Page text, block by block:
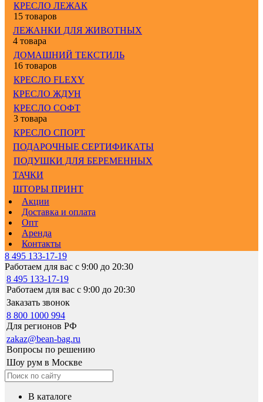
КРЕСЛО ЛЕЖАК
15 товаров
ЛЕЖАНКИ ДЛЯ ЖИВОТНЫХ
4 товара
ДОМАШНИЙ ТЕКСТИЛЬ
16 товаров
КРЕСЛО FLEXY
КРЕСЛО ЖДУН
КРЕСЛО СОФТ
3 товара
КРЕСЛО СПОРТ
ПОДАРОЧНЫЕ СЕРТИФИКАТЫ
ПОДУШКИ ДЛЯ БЕРЕМЕННЫХ
ТАЧКИ
ШТОРЫ ПРИНТ
Акции
Доставка и оплата
Опт
Аренда
Контакты
8 495 133-17-19
Работаем для вас с 9:00 до 20:30
8 495 133-17-19
Работаем для вас с 9:00 до 20:30
Заказать звонок
8 800 1000 994
Для регионов РФ
zakaz@bean-bag.ru
Вопросы по решению
Шоу рум в Москве
в каталоге